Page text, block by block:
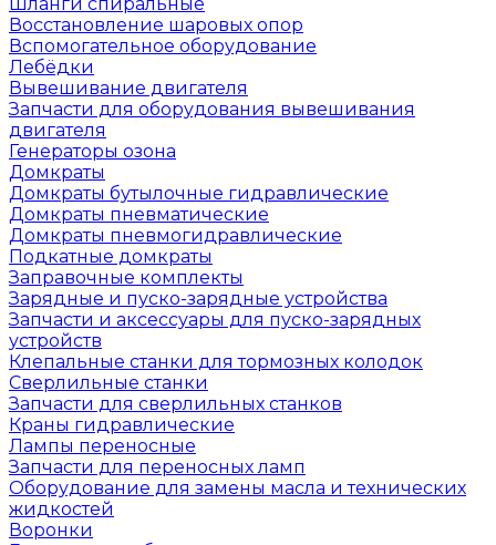
Восстановление шаровых опор
Вспомогательное оборудование
Лебёдки
Вывешивание двигателя
Запчасти для оборудования вывешивания
двигателя
Генераторы озона
Домкраты
Домкраты бутылочные гидравлические
Домкраты пневматические
Домкраты пневмогидравлические
Подкатные домкраты
Заправочные комплекты
Зарядные и пуско-зарядные устройства
Запчасти и аксессуары для пуско-зарядных
устройств
Клепальные станки для тормозных колодок
Сверлильные станки
Запчасти для сверлильных станков
Краны гидравлические
Лампы переносные
Запчасти для переносных ламп
Оборудование для замены масла и технических
жидкостей
Воронки